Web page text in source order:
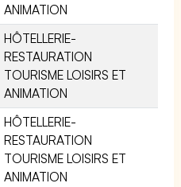
ANIMATION
HÔTELLERIE-
RESTAURATION
TOURISME LOISIRS ET
ANIMATION
HÔTELLERIE-
RESTAURATION
TOURISME LOISIRS ET
ANIMATION